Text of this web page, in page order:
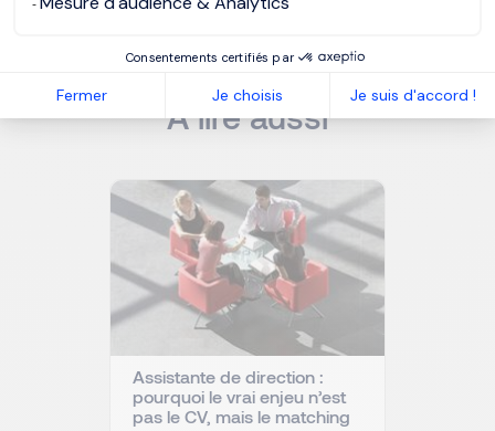
Consentements certifiés par
Fermer Je choisis Je suis d'accord !
À lire aussi
Assistante de direction :
pourquoi le vrai enjeu n’est
pas le CV, mais le matching